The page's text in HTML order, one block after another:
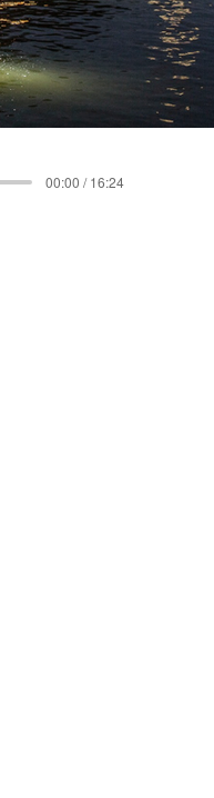
00:00 / 16:24